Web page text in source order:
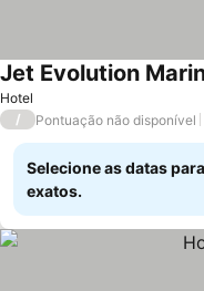
Hotel
Jet Evolution
/ Pontuação não disponível
Selecione as datas
exatos.